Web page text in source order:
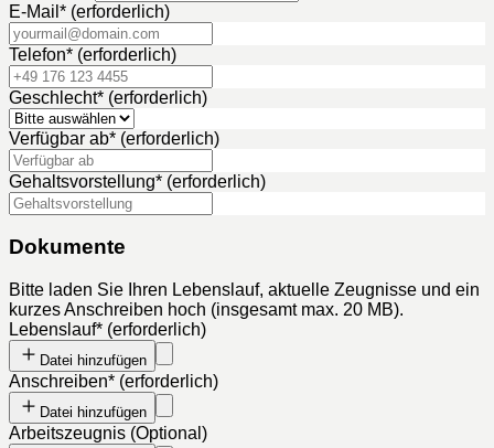
E-Mail * (erforderlich)
Telefon* (erforderlich)
Geschlecht* (erforderlich)
Verfügbar ab* (erforderlich)
Gehaltsvorstellung* (erforderlich)
Dokumente
Bitte laden Sie Ihren Lebenslauf, aktuelle Zeugnisse und ein
kurzes Anschreiben hoch (insgesamt max. 20 MB).
Lebenslauf* (erforderlich)
Datei hinzufügen
Anschreiben* (erforderlich)
Datei hinzufügen
Arbeitszeugnis (Optional )